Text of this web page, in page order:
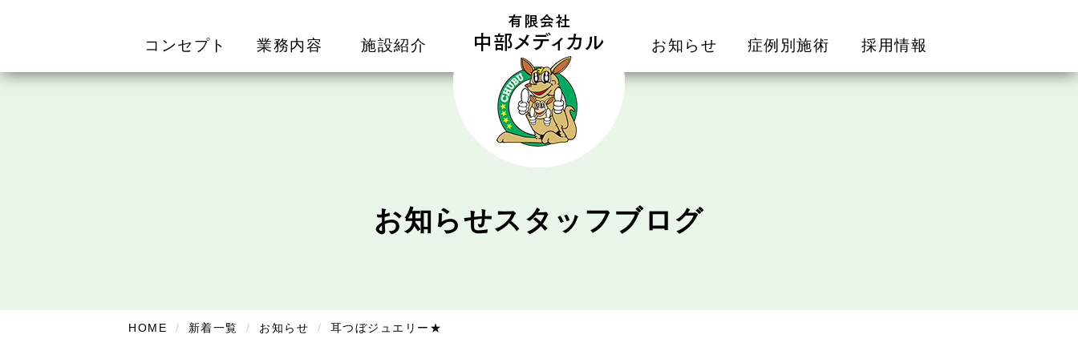
コンセプト 業務内容 施設紹介 お知らせ 症例別施術 採用情報
お知らせスタッフブログ
HOME 新着一覧 お知らせ 耳つぼジュエリー★